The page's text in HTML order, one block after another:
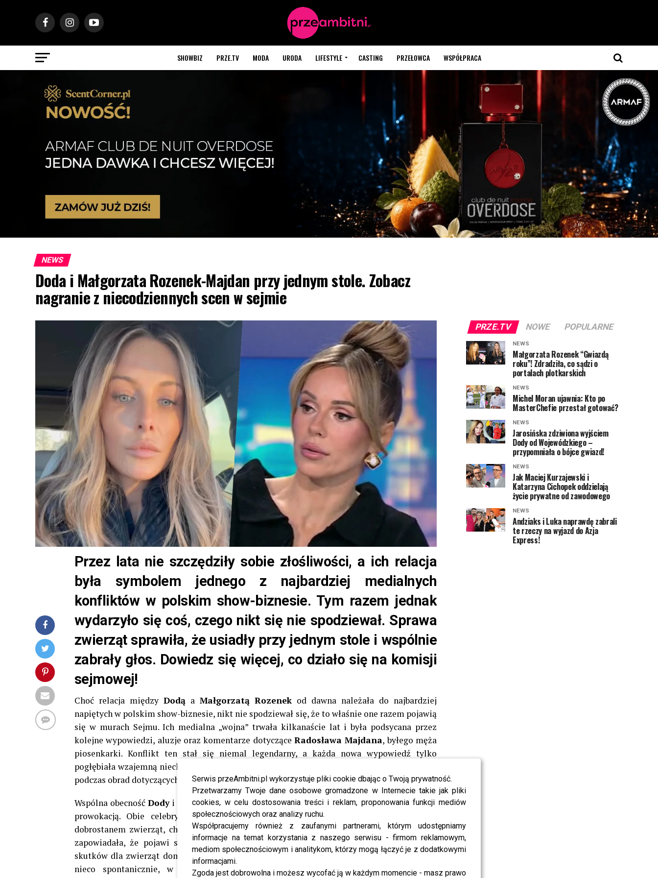
Serwis przeAmbitni.pl wykorzystuje pliki cookie dbając o Twoją prywatność.
Przetwarzamy Twoje dane osobowe gromadzone w Internecie takie jak pliki
cookies, w celu dostosowania treści i reklam, proponowania funkcji mediów
społecznościowych oraz analizy ruchu.
Współpracujemy również z zaufanymi partnerami, którym udostępniamy
informacje na temat korzystania z naszego serwisu - firmom reklamowym,
mediom społecznościowym i analitykom, którzy mogą łączyć je z dodatkowymi
informacjami.
Zgoda jest dobrowolna i możesz wycofać ją w każdym momencie - masz prawo
SHOWBIZ PRZE.TV MODA URODA LIFESTYLE CASTING PRZEŁOWCA WSPÓŁPRACA
NEWS
Doda i Małgorzata Rozenek-Majdan przy jednym stole. Zobacz
nagranie z niecodziennych scen w sejmie
Przez lata nie szczędziły sobie złośliwości, a ich relacja
była symbolem jednego z najbardziej medialnych
konfliktów w polskim show-biznesie. Tym razem jednak
wydarzyło się coś, czego nikt się nie spodziewał. Sprawa
zwierząt sprawiła, że usiadły przy jednym stole i wspólnie
zabrały głos. Dowiedz się więcej, co działo się na komisji
sejmowej!
Choć relacja między Dodą a Małgorzatą Rozenek od dawna należała do najbardziej
napiętych w polskim show-biznesie, nikt nie spodziewał się, że to właśnie one razem pojawią
się w murach Sejmu. Ich medialna „wojna” trwała kilkanaście lat i była podsycana przez
kolejne wypowiedzi, aluzje oraz komentarze dotyczące Radosława Majdana, byłego męża
piosenkarki. Konflikt ten stał się niemal legendarny, a każda nowa wypowiedź tylko
pogłębiała wzajemną niechęć. Tym większym szokiem było zobaczyć je siedzące obok siebie
podczas obrad dotyczących ochrony zwierząt.
Wspólna obecnośćDodyi Małgorzaty Rozeneknie była jednak przypadkiem ani medialną
prowokacją. Obie celebrytki od dłuższego czasu angażują się w sprawy związane z
dobrostanem zwierząt, choć każda z nich robi to na swój sposób. Rozenekjuż wcześniej
zapowiadała, że pojawi się w Sejmie, by poruszyć temat fajerwerków i ich tragicznych
skutków dla zwierząt domowych oraz dzikich. Z kolei Dodazostała zaproszona na obrady
nieco spontanicznie, w związku z jej ostatnimi działaniami na rzecz ujawniania
PRZE.TV NOWE POPULARNE
NEWS
Małgorzata Rozenek “Gwiazdą
roku”! Zdradziła, co sądzi o
portalach plotkarskich
NEWS
Michel Moran ujawnia: Kto po
MasterChefie przestał gotować?
NEWS
Jarosińska zdziwiona wyjściem
Dody od Wojewódzkiego –
przypomniała o bójce gwiazd!
NEWS
Jak Maciej Kurzajewski i
Katarzyna Cichopek oddzielają
życie prywatne od zawodowego
NEWS
Andziaks i Luka naprawdę zabrali
te rzeczy na wyjazd do Azja
Express!